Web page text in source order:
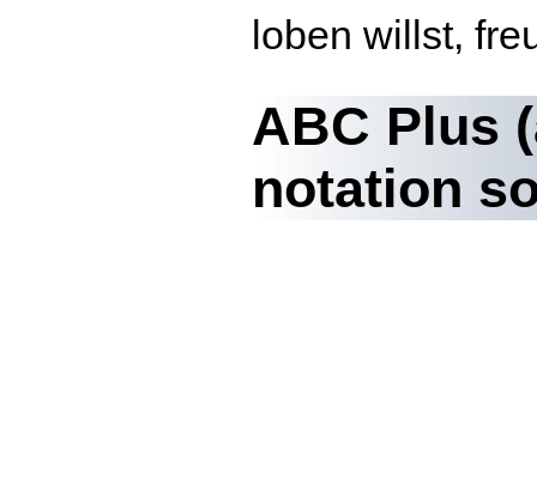
loben willst,
ABC Plus
notation